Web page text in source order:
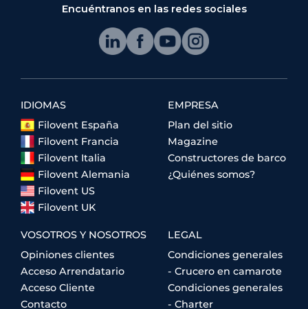
Encuéntranos en las redes sociales
IDIOMAS
Filovent España
Filovent Francia
Filovent Italia
Filovent Alemania
Filovent US
Filovent UK
EMPRESA
Plan del sitio
Magazine
Constructores de barco
¿Quiénes somos?
VOSOTROS Y NOSOTROS
Opiniones clientes
Acceso Arrendatario
Acceso Cliente
Contacto
LEGAL
Condiciones generales
- Crucero en camarote
Condiciones generales
- Charter